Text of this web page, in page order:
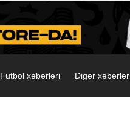
Futbol xəbərləri Digər xəbərlər